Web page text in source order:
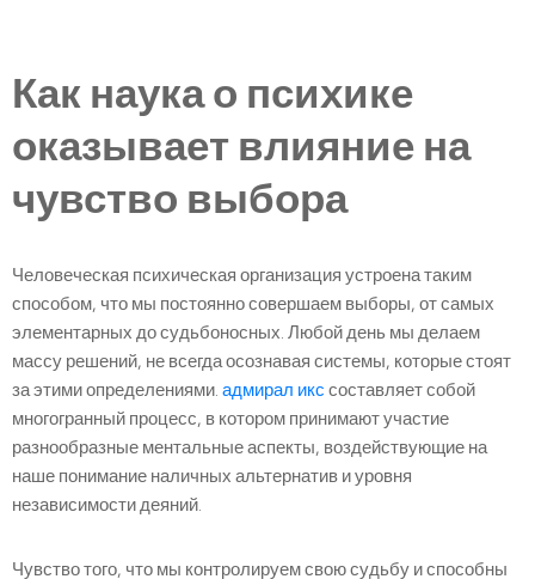
Как наука о психике
оказывает влияние на
чувство выбора
Человеческая психическая организация устроена таким
способом, что мы постоянно совершаем выборы, от самых
элементарных до судьбоносных. Любой день мы делаем
массу решений, не всегда осознавая системы, которые стоят
за этими определениями. адмирал икс составляет собой
многогранный процесс, в котором принимают участие
разнообразные ментальные аспекты, воздействующие на
наше понимание наличных альтернатив и уровня
независимости деяний.
Чувство того, что мы контролируем свою судьбу и способны